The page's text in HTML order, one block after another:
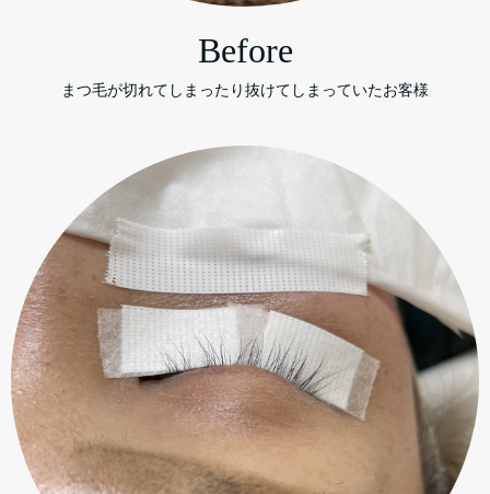
Before
まつ毛が切れてしまったり 抜けてしまっていたお客様